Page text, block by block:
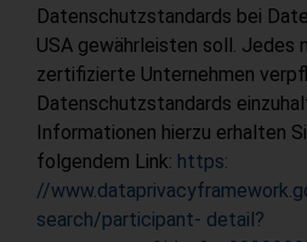
Datenschutzstandards bei
USA gewährleisten soll. Jedes
zertifizierte Unternehmen
Datenschutzstandards
Informationen hierzu erhalten
folgendem Link: https:
//
search/participant- detail?